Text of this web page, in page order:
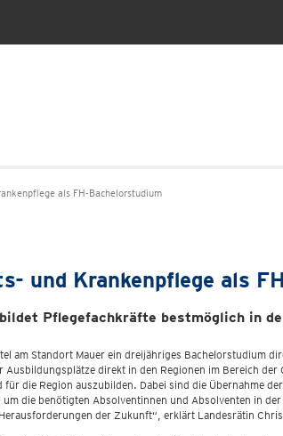
als FH-Bachelorstudium
und Krankenpflege als
Pflegefachkräfte bestmöglich in
am Standort Mauer ein dreijähriges Bachelorstudium
direkt in den Regionen im Bereich der
die Region auszubilden. Dabei sind die Übernahme
die benötigten Absolventinnen und Absolventen in
der Zukunft“, erklärt Landesrätin